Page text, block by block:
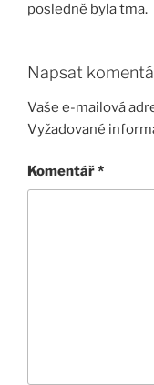
posledně byla tma.
Napsat
Vaše e-mailová
Vyžadované
Komentář*